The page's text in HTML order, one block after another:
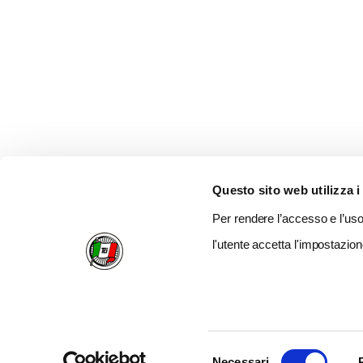
Questo sito web utilizza i
Per rendere l’accesso e
l'utente accetta